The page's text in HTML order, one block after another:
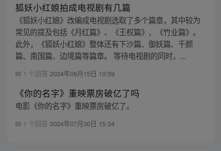
狐妖小红娘拍成电视剧有几篇
《狐妖小红娘》改编成电视剧选取了多个篇章，其中较为
常见的提及包括《月红篇》、《王权篇》、《竹业篇》。
此外，《狐妖小红娘》整体还有下沙篇、御妖篇、千颜
篇、南国篇、边境篇等篇章。 等待电视剧的同时，...
1 个回答 2024年08月15日 10:59
《你的名字》重映票房破亿了吗
电影《你的名字》重映票房破亿了。
1 个回答 2024年07月30日 15:34